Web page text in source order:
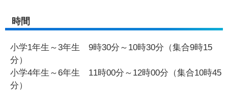
時間
小学1年生～3年生 9時30分～10時30分（集合9時15
分）
小学4年生～6年生 11時00分～12時00分（集合10時45
分）